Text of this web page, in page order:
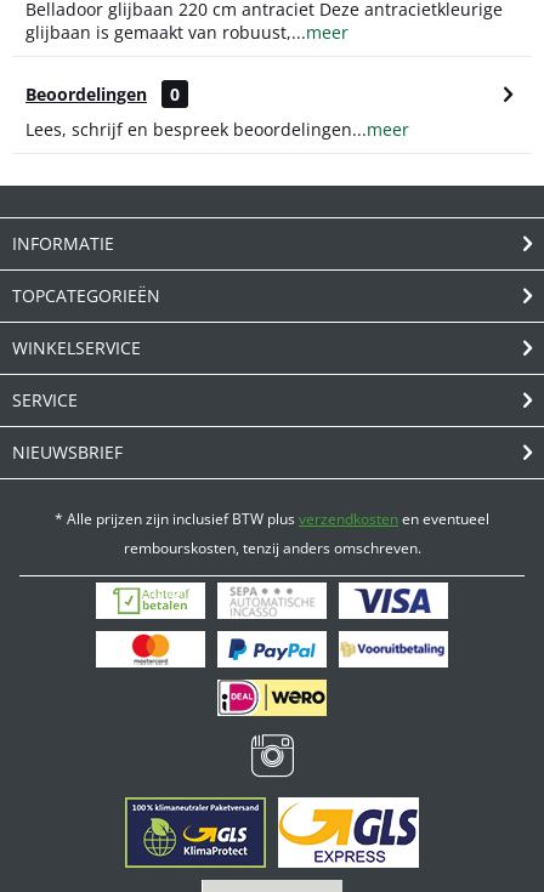
Belladoor glijbaan 220 cm antraciet Deze antracietkleurige
glijbaan is gemaakt van robuust,...meer
Beoordelingen
0
Lees, schrijf en bespreek beoordelingen...meer
INFORMATIE
TOPCATEGORIEËN
WINKELSERVICE
SERVICE
NIEUWSBRIEF
* Alle prijzen zijn inclusief BTW plusverzendkostenen eventueel
rembourskosten, tenzij anders omschreven.